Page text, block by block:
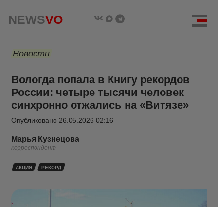
NEWSVO
Новости
Вологда попала в Книгу рекордов
России: четыре тысячи человек
синхронно отжались на «Витязе»
Опубликовано 26.05.2026 02:16
Марья Кузнецова
корреспондент
АКЦИЯ РЕКОРД